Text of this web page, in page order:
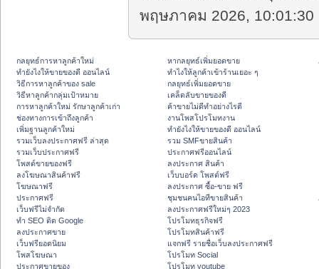
พฤษภาคม 2026, 10:01:30
กลยุทธ์การหาลูกค้าใหม่
ทํายังไงให้ขายของดี ออนไลน์
วิธีการหาลูกค้าของ sale
วิธีหาลูกค้ากลุ่มเป้าหมาย
การหาลูกค้าใหม่ รักษาลูกค้าเก่า
ช่องทางการเข้าถึงลูกค้า
เพิ่มฐานลูกค้าใหม่
รวมเว็บลงประกาศฟรี ล่าสุด
รวมเว็บประกาศฟรี
โพสต์ขายของฟรี
ลงโฆษณาสินค้าฟรี
โฆษณาฟรี
ประกาศฟรี
เว็บฟรีไม่จำกัด
ทำ SEO ติด Google
ลงประกาศขาย
เว็บฟรียอดนิยม
โพสโฆษณา
ประกาศขายของ
หากลยุทธ์เพิ่มยอดขาย
ทําไงให้ลูกค้าเข้าร้านเยอะ ๆ
กลยุทธ์เพิ่มยอดขาย
เคล็ดลับขายของดี
ค้าขายไม่ดีทำอย่างไรดี
งานโพสโปรโมทงาน
ทํายังไงให้ขายของดี ออนไลน์
รวม SMFขายสินค้า
ประกาศฟรีออนไลน์
ลงประกาศ สินค้า
เว็บบอร์ด โพสต์ฟรี
ลงประกาศ ซื้อ-ขาย ฟรี
ชุมชนคนไอทีขายสินค้า
ลงประกาศฟรีใหม่ๆ 2023
โปรโมทธุรกิจฟรี
โปรโมทสินค้าฟรี
แจกฟรี รายชื่อเว็บลงประกาศฟรี
โปรโมท Social
โปรโมท youtube